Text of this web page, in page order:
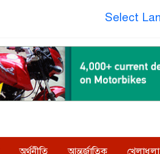
Select
অর্থনীতি আন্তর্জাতিক খেলাধুলা